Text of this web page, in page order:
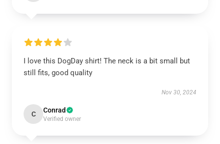
I love this DogDay shirt! The neck is a bit small but
still fits, good quality
Nov 30, 2024
C Conrad
Verified owner